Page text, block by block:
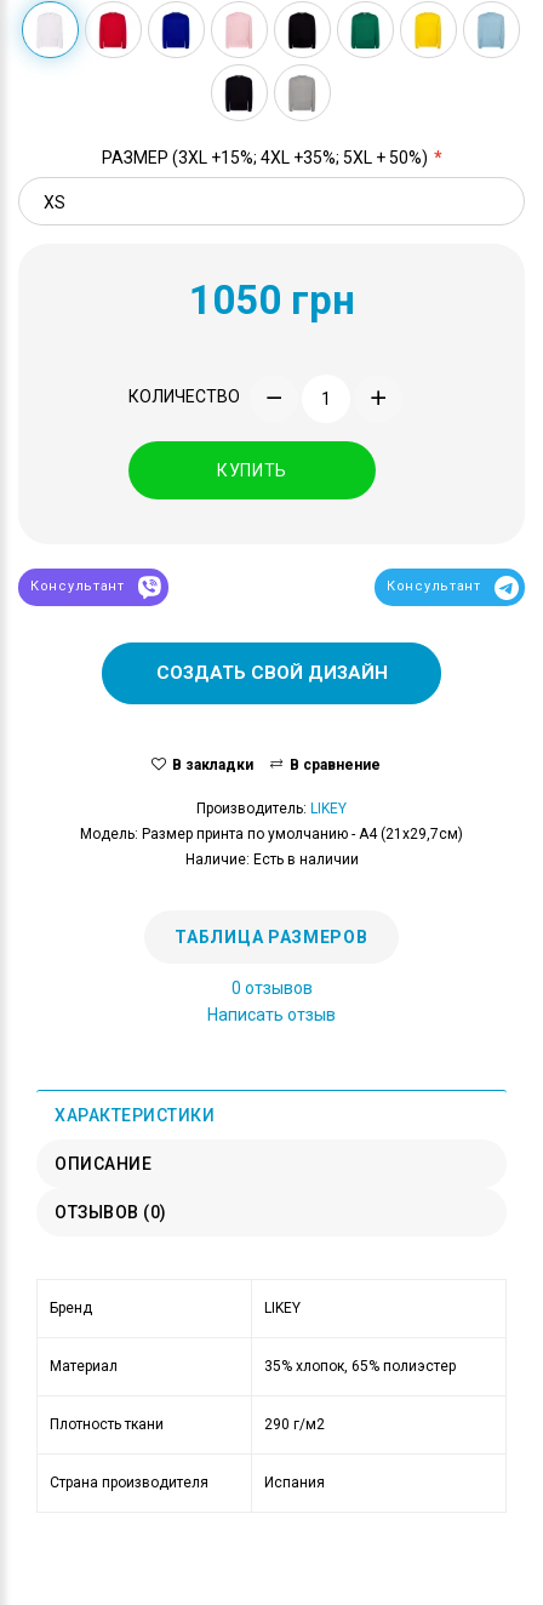
РАЗМЕР (3XL +15%; 4XL +35%; 5XL + 50%)
1050 грн
КОЛИЧЕСТВО
КУПИТЬ
Консультант Консультант
СОЗДАТЬ СВОЙ ДИЗАЙН
В закладки В сравнение
Производитель: LIKEY
Модель: Размер принта по умолчанию - А4 (21x29,7см)
Наличие: Есть в наличии
ТАБЛИЦА РАЗМЕРОВ
0 отзывов
Написать отзыв
ХАРАКТЕРИСТИКИ
ОПИСАНИЕ
ОТЗЫВОВ (0)
Бренд LIKEY
Материал 35% хлопок, 65% полиэстер
Плотность ткани 290 г/м2
Страна производителя Испания